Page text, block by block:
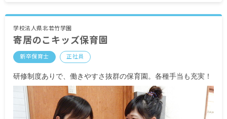
時給950～1,000円
学校法人県北若竹学園
寄居のこキッズ保育園
新卒保育士 正社員
研修制度ありで、働きやすさ抜群の保育園。各種手当も充実！